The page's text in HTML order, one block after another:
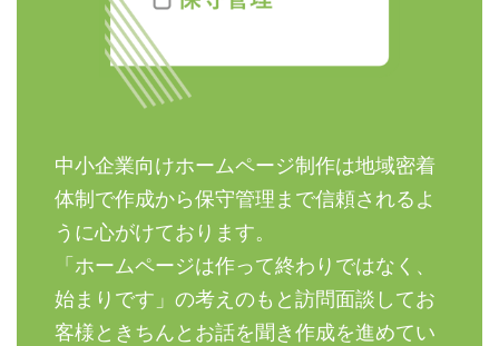
中小企業向けホームページ制作は地域密着
体制で作成から保守管理まで信頼されるよ
うに心がけております。
「ホームページは作って終わりではなく、
始まりです」の考えのもと訪問面談してお
客様ときちんとお話を聞き作成を進めてい